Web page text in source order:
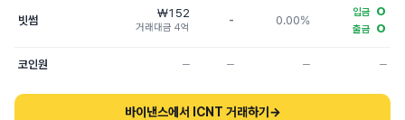
빗썸
₩152
거래대금 4억
- 0.00%
입금 O
출금 O
코인원 ─ ─ ─ ─
바이낸스에서 ICNT 거래하기 →